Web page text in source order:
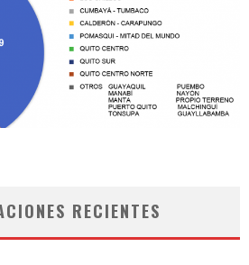
RECIENTES